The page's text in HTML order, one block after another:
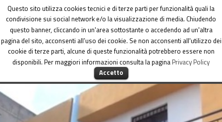
Dipartimento per le Politiche di coesione
Questo sito utilizza cookies tecnici e di terze parti per funzionalità quali la
condivisione sui social network e/o la visualizzazione di media. Chiudendo
questo banner, cliccando in un'area sottostante o accedendo ad un'altra
pagina del sito, acconsenti all’uso dei cookie. Se non acconsenti all'utilizzo dei
cookie di terze parti, alcune di queste funzionalità potrebbero essere non
disponibili. Per maggiori informazioni consulta la pagina Privacy Policy
Accetto